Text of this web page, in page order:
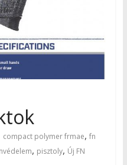
compact polymer frmae, fn
, pisztoly, Új FN